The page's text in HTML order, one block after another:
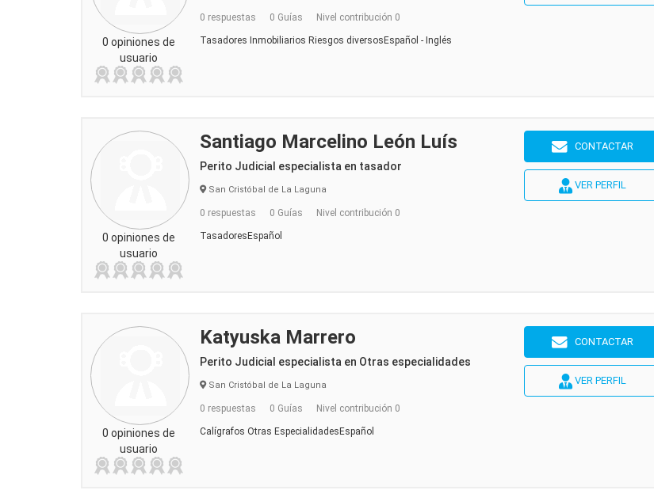
0 opiniones de
usuario
0 respuestas 0 Guías Nivel contribución 0
Tasadores Inmobiliarios Riesgos diversosEspañol - Inglés
0 opiniones de
usuario
Santiago Marcelino León Luís
Perito Judicial especialista en tasador
San Cristóbal de La Laguna
0 respuestas 0 Guías Nivel contribución 0
TasadoresEspañol
CONTACTAR
VER PERFIL
0 opiniones de
usuario
Katyuska Marrero
Perito Judicial especialista en Otras especialidades
San Cristóbal de La Laguna
0 respuestas 0 Guías Nivel contribución 0
Calígrafos Otras EspecialidadesEspañol
CONTACTAR
VER PERFIL